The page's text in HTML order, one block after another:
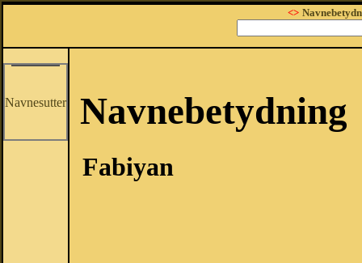
<>
Navnesutter Navnebetydning
Fabiyan